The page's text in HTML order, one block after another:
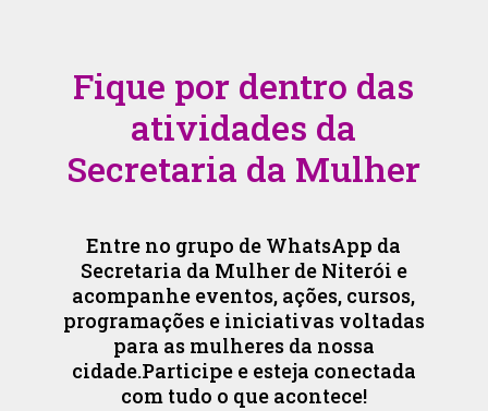
Fique por dentro das
atividades da
Secretaria da Mulher
Entre no grupo de WhatsApp da
Secretaria da Mulher de Niterói e
acompanhe eventos, ações, cursos,
programações e iniciativas voltadas
para as mulheres da nossa
cidade.Participe e esteja conectada
com tudo o que acontece!